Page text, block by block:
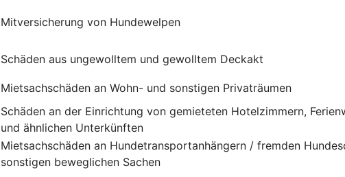
Mitversicherung von Hundewelpen
Schäden aus ungewolltem und gewolltem Deckakt
Mietsachschäden an Wohn- und sonstigen Privaträumen
Schäden an der Einrichtung von gemieteten Hotelzimmern,
und ähnlichen Unterkünften
Mietsachschäden an Hundetransportanhängern / fremden
sonstigen beweglichen Sachen